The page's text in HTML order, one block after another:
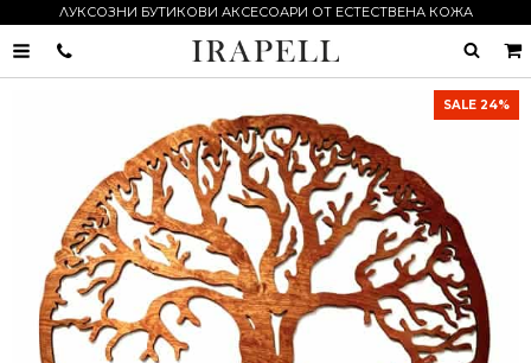
ЛУКСОЗНИ БУТИКОВИ АКСЕСОАРИ ОТ ЕСТЕСТВЕНА КОЖА
SALE 24%